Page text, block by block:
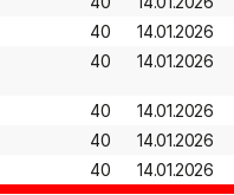
40
14.01.2026
40
14.01.2026
40 14.01.2026
40
14.01.2026
40
14.01.2026